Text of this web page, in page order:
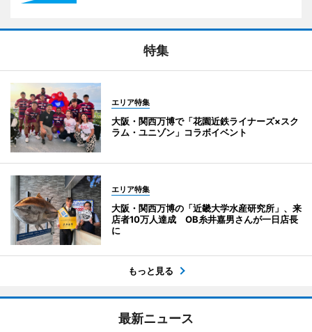
特集
エリア特集
大阪・関西万博で「花園近鉄ライナーズ×スク
ラム・ユニゾン」コラボイベント
エリア特集
大阪・関西万博の「近畿大学水産研究所」、来
店者10万人達成 OB糸井嘉男さんが一日店長
に
もっと見る
最新ニュース